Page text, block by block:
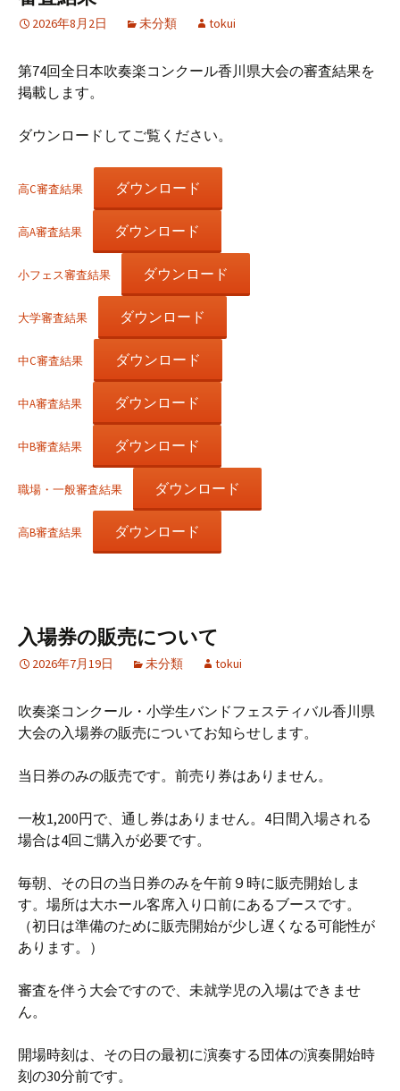
2026年8月2日 未分類 tokui
第74回全日本吹奏楽コンクール香川県大会の審査結果を
掲載します。
ダウンロードしてご覧ください。
高C審査結果 ダウンロード
高A審査結果 ダウンロード
小フェス審査結果 ダウンロード
大学審査結果 ダウンロード
中C審査結果 ダウンロード
中A審査結果 ダウンロード
中B審査結果 ダウンロード
職場・一般審査結果 ダウンロード
高B審査結果 ダウンロード
入場券の販売について
2026年7月19日 未分類 tokui
吹奏楽コンクール・小学生バンドフェスティバル香川県
大会の入場券の販売についてお知らせします。
当日券のみの販売です。前売り券はありません。
一枚1,200円で、通し券はありません。4日間入場される
場合は4回ご購入が必要です。
毎朝、その日の当日券のみを午前９時に販売開始しま
す。場所は大ホール客席入り口前にあるブースです。
（初日は準備のために販売開始が少し遅くなる可能性が
あります。）
審査を伴う大会ですので、未就学児の入場はできませ
ん。
開場時刻は、その日の最初に演奏する団体の演奏開始時
刻の30分前です。